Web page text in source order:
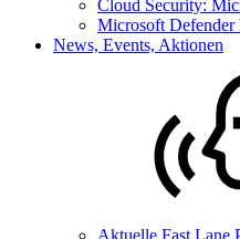
Cloud Security:
Microsoft Defender
News, Events, Aktionen
Aktuelle Fast Lane